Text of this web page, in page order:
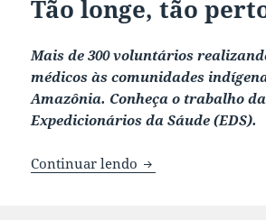
Tão longe, tão
Mais de 300 voluntários
médicos às comunidades
Amazônia. Conheça o trabalho
Expedicionários da Sáude (EDS).
Continuar lendo Tão longe, tão perto!